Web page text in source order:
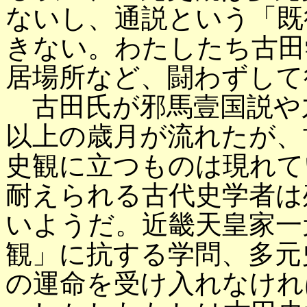
ないし、通説という「
きない。わたしたち古
居場所など、闘わずし
古田氏が邪馬壹国説や
以上の歳月が流れたが
史観に立つものは現れ
耐えられる古代史学者
いようだ。近畿天皇家
観」に抗する学問、多
の運命を受け入れなけ